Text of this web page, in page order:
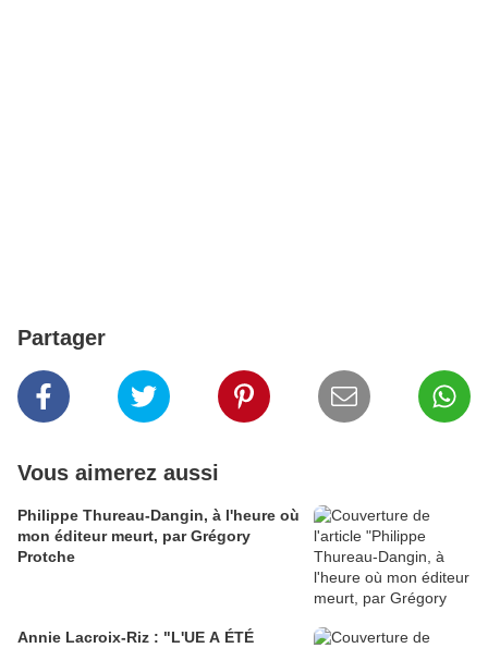
Partager
Vous aimerez aussi
Philippe Thureau-Dangin, à l'heure où
mon éditeur meurt, par Grégory
Protche
Annie Lacroix-Riz : "L'UE A ÉTÉ